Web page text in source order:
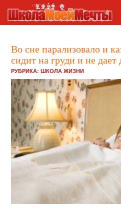
Во сне парализовало и
сидит на груди и не
РУБРИКА:ШКОЛА ЖИЗНИ